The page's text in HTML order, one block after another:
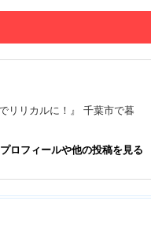
リリカルに！』 千葉市で暮
ロフィールや他の投稿を見る